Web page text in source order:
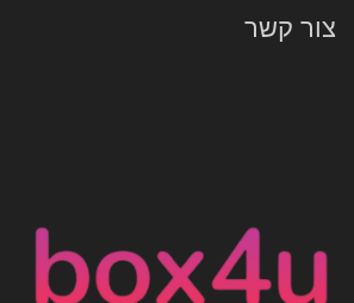
צור קשר